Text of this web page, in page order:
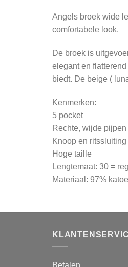
Angels broek wide
comfortabele look.
De broek is
elegant en
biedt. De beige (
Kenmerken:
5 pocket
Rechte, wijde pijpen
Knoop en ritssluiting
Hoge taille
Lengtemaat: 30 =
Materiaal: 97%